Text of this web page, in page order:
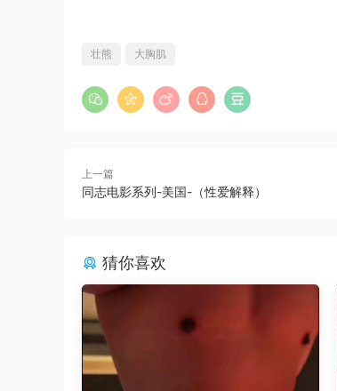
壮熊 大胸肌
上一篇
同志电影系列-美国-（性爱解释）
猜你喜欢